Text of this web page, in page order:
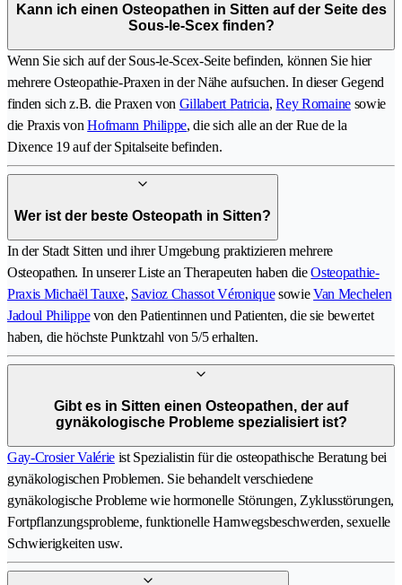
Kann ich einen Osteopathen in Sitten auf der Seite des
Sous-le-Scex finden?
Wenn Sie sich auf der Sous-le-Scex-Seite befinden, können Sie hier
mehrere Osteopathie-Praxen in der Nähe aufsuchen. In dieser Gegend
finden sich z.B. die Praxen von Gillabert Patricia,Rey Romainesowie
die Praxis vonHofmann Philippe, die sich alle an der Rue de la
Dixence 19 auf der Spitalseite befinden.
Wer ist der beste Osteopath in Sitten?
In der Stadt Sitten und ihrer Umgebung praktizieren mehrere
Osteopathen. In unserer Liste an Therapeuten haben dieOsteopathie-
Praxis Michaël Tauxe, Savioz Chassot VéroniquesowieVan Mechelen
Jadoul Philippevon den Patientinnen und Patienten, die sie bewertet
haben, die höchste Punktzahl von 5/5 erhalten.
Gibt es in Sitten einen Osteopathen, der auf
gynäkologische Probleme spezialisiert ist?
Gay-Crosier Valérieist Spezialistin für die osteopathische Beratung bei
gynäkologischen Problemen. Sie behandelt verschiedene
gynäkologische Probleme wie hormonelle Störungen, Zyklusstörungen,
Fortpflanzungsprobleme, funktionelle Harnwegsbeschwerden, sexuelle
Schwierigkeiten usw.